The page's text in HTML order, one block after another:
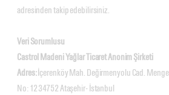
adresinden takip edebilirsiniz.
Veri Sorumlusu
Castrol Madeni Yağlar Ticaret Anonim Şirketi
Adres:İçerenköy Mah. Değirmenyolu Cad.
No: 12 34752 Ataşehir- İstanbul